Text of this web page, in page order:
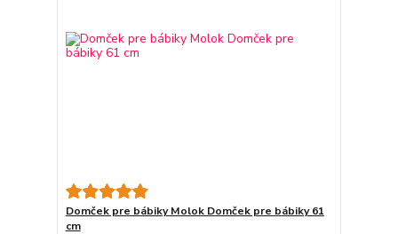
Domček pre bábiky Molok Domček pre bábiky 61
cm